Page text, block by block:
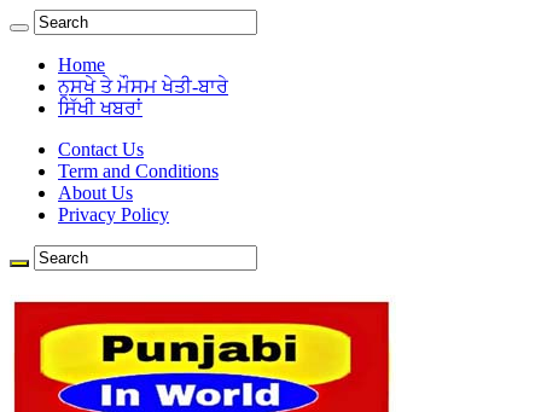
Home
ਨੁਸਖੇ ਤੇ ਮੌਸਮ ਖੇਤੀ-ਬਾਰੇ
ਸਿੱਖੀ ਖਬਰਾਂ
Contact Us
Term and Conditions
About Us
Privacy Policy